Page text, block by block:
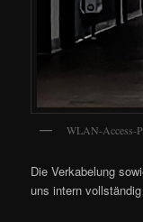
WLAN-Access-
Die Verkabelung
uns intern